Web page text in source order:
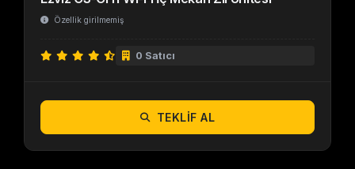
Özellik girilmemiş
0 Satıcı
TEKLIF AL